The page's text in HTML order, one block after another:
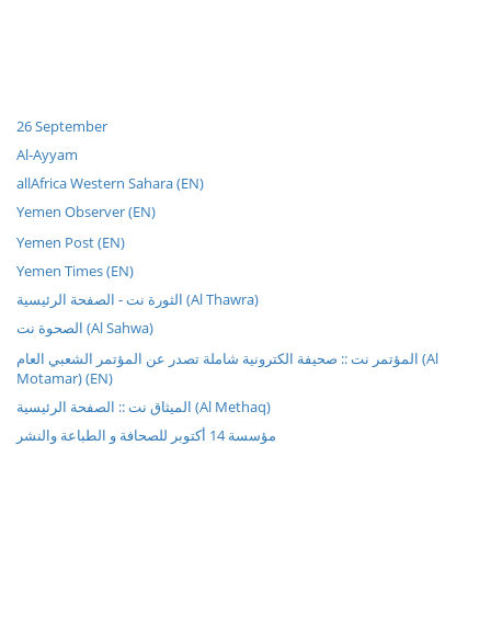
26 September
Al-Ayyam
allAfrica Western Sahara (EN)
Yemen Observer (EN)
Yemen Post (EN)
Yemen Times (EN)
الثورة نت - الصفحة الرئيسية (Al Thawra)
الصحوة نت (Al Sahwa)
المؤتمر نت :: صحيفة الكترونية شاملة تصدر عن المؤتمر الشعبي العام (Al
Motamar) (EN)
الميثاق نت :: الصفحة الرئيسية (Al Methaq)
مؤسسة 14 أكتوبر للصحافة و الطباعة والنشر